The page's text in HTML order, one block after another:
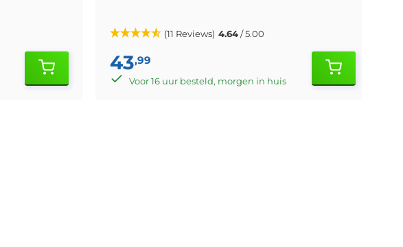
(11 Reviews) 4.64/ 5.00
43,99
Voor 16 uur besteld, morgen in huis